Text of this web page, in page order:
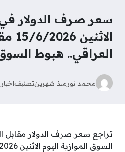
سعر صرف الدولار في
العراقي.. هبوط
محمد نورمنذ شهرينتصنيفاخبار
تراجع سعر صرف الدولار مقابل